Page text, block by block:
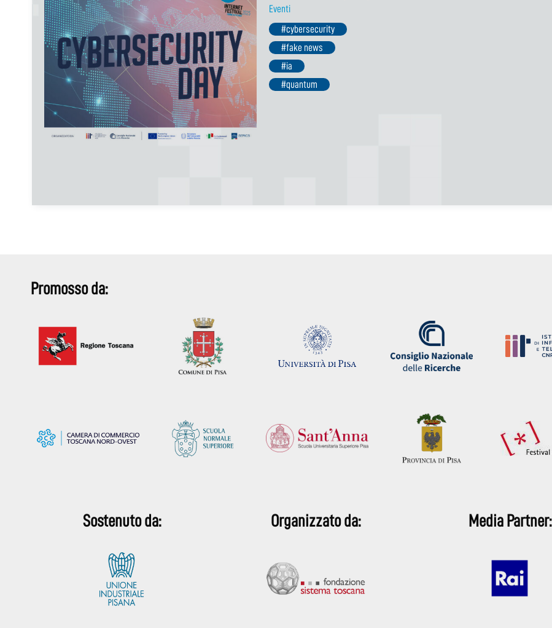
Eventi
#cybersecurity
#fake news
#ia
#quantum
Promosso da:
Sostenuto da: Organizzato da: Media Partner: